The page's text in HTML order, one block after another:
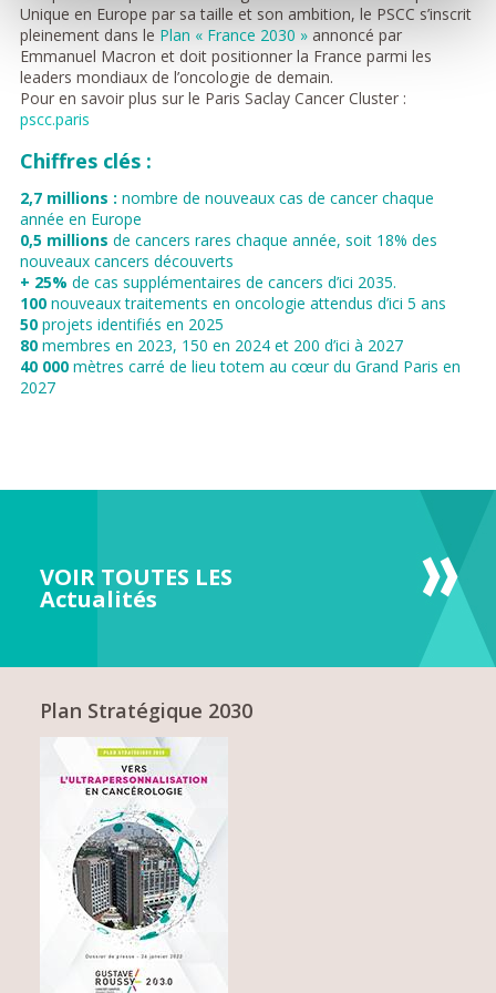
Unique en Europe par sa taille et son ambition, le PSCC s’inscrit
pleinement dans le Plan « France 2030 »annoncé par
Emmanuel Macron et doit positionner la France parmi les
leaders mondiaux de l’oncologie de demain.
Pour en savoir plus sur le Paris Saclay Cancer Cluster :
pscc.paris
Chiffres clés :
2,7 millions : nombre de nouveaux cas de cancer chaque
année en Europe
0,5 millions de cancers rares chaque année, soit 18% des
nouveaux cancers découverts
+ 25% de cas supplémentaires de cancers d’ici 2035.
100nouveaux traitements en oncologie attendus d’ici 5 ans
50projets identifiés en 2025
80membres en 2023, 150 en 2024 et 200 d’ici à 2027
40 000mètres carré de lieu totem au cœur du Grand Paris en
2027
VOIR TOUTES LES
Actualités
Plan Stratégique 2030